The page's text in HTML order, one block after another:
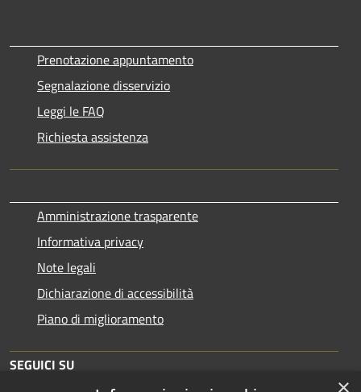
Prenotazione appuntamento
Segnalazione disservizio
Leggi le FAQ
Richiesta assistenza
Amministrazione trasparente
Informativa privacy
Note legali
Dichiarazione di accessibilità
Piano di miglioramento
SEGUICI SU